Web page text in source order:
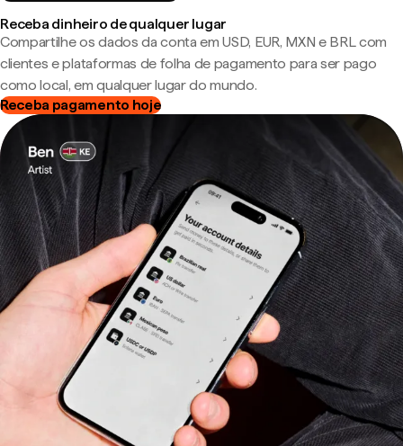
Receba dinheiro de qualquer lugar
Compartilhe os dados da conta em USD, EUR, MXN e BRL com
clientes e plataformas de folha de pagamento para ser pago
como local, em qualquer lugar do mundo.
Receba pagamento hoje